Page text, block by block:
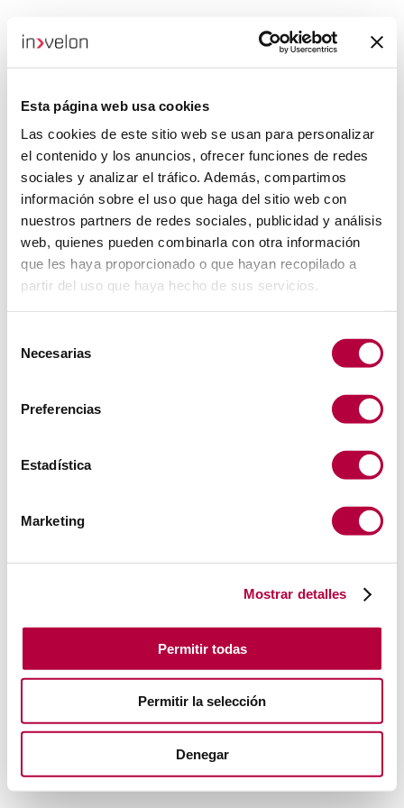
Esta página web usa cookies
Las cookies de este sitio web se usan para personalizar
el contenido y los anuncios, ofrecer funciones de redes
sociales y analizar el tráfico. Además, compartimos
información sobre el uso que haga del sitio web con
nuestros partners de redes sociales, publicidad y análisis
web, quienes pueden combinarla con otra información
que les haya proporcionado o que hayan recopilado a
partir del uso que haya hecho de sus servicios.
Necesarias
Preferencias
Estadística
Marketing
Mostrar detalles
Permitir todas
Permitir la selección
Denegar